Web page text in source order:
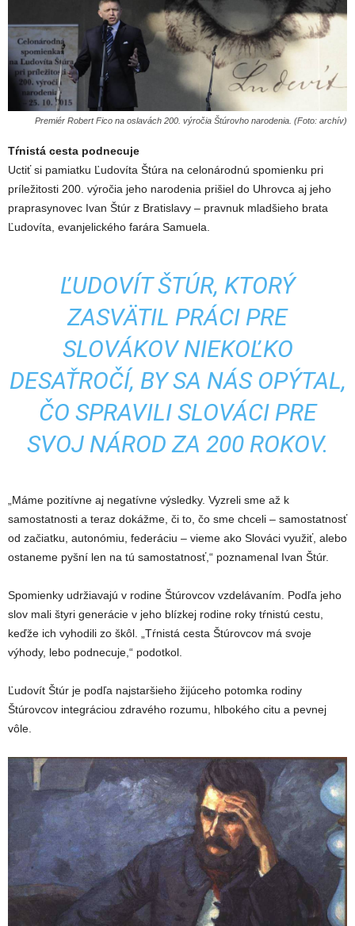
Premiér Robert Fico na oslavách 200. výročia Štúrovho narodenia. (Foto: archív)
Tŕnistá cesta podnecuje
Uctiť si pamiatku Ľudovíta Štúra na celonárodnú spomienku pri
príležitosti 200. výročia jeho narodenia prišiel do Uhrovca aj jeho
praprasynovec Ivan Štúr z Bratislavy – pravnuk mladšieho brata
Ľudovíta, evanjelického farára Samuela.
ĽUDOVÍT ŠTÚR, KTORÝ
ZASVÄTIL PRÁCI PRE
SLOVÁKOV NIEKOĽKO
DESAŤROČÍ, BY SA NÁS OPÝTAL,
ČO SPRAVILI SLOVÁCI PRE
SVOJ NÁROD ZA 200 ROKOV.
„Máme pozitívne aj negatívne výsledky. Vyzreli sme až k
samostatnosti a teraz dokážme, či to, čo sme chceli – samostatnosť
od začiatku, autonómiu, federáciu – vieme ako Slováci využiť, alebo
ostaneme pyšní len na tú samostatnosť,“ poznamenal Ivan Štúr.
Spomienky udržiavajú v rodine Štúrovcov vzdelávaním. Podľa jeho
slov mali štyri generácie v jeho blízkej rodine roky tŕnistú cestu,
keďže ich vyhodili zo škôl. „Tŕnistá cesta Štúrovcov má svoje
výhody, lebo podnecuje,“ podotkol.
Ľudovít Štúr je podľa najstaršieho žijúceho potomka rodiny
Štúrovcov integráciou zdravého rozumu, hlbokého citu a pevnej
vôle.